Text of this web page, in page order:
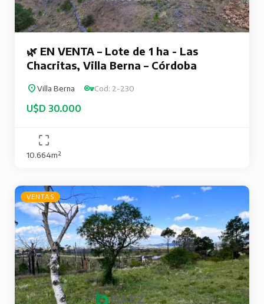
🌿 EN VENTA – Lote de 1 ha - Las
Chacritas, Villa Berna – Córdoba
Villa Berna Cod: 2-230
U$D 30.000
10.664m²
VENTAS